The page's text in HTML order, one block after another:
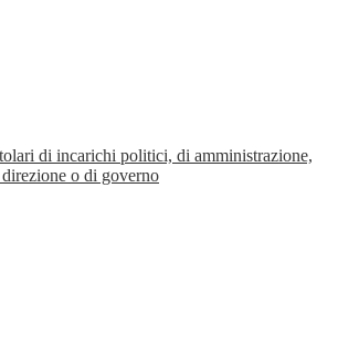
di incarichi politici, di amministrazione,
o di governo